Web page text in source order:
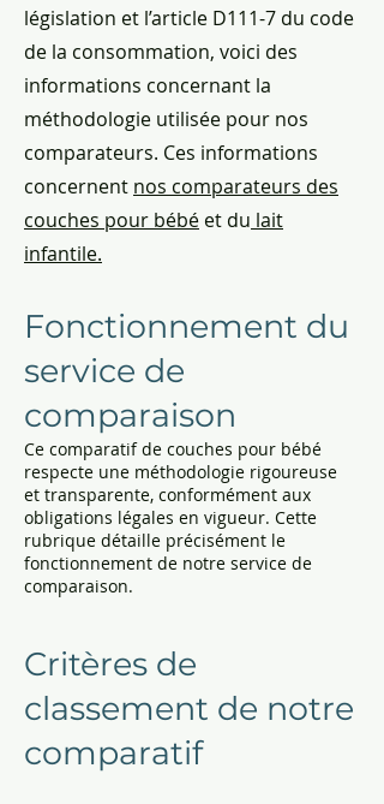
législation et l’article D111-7 du code
de la consommation, voici des
informations concernant la
méthodologie utilisée pour nos
comparateurs. Ces informations
concernent nos comparateurs des
couches pour bébé et du lait
infantile.
Fonctionnement du
service de
comparaison
Ce comparatif de couches pour bébé
respecte une méthodologie rigoureuse
et transparente, conformément aux
obligations légales en vigueur. Cette
rubrique détaille précisément le
fonctionnement de notre service de
comparaison.
Critères de
classement de notre
comparatif